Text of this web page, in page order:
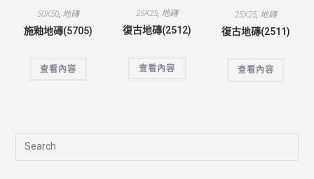
50X50, 地磚
施釉地磚(5705)
查看內容
25X25, 地磚
復古地磚(2512)
查看內容
25X25, 地磚
復古地磚(2511)
查看內容